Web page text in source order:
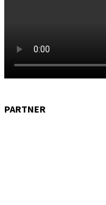
PARTNER